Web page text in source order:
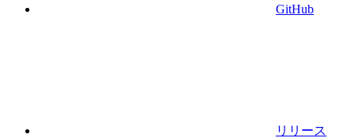
GitHub
リリース